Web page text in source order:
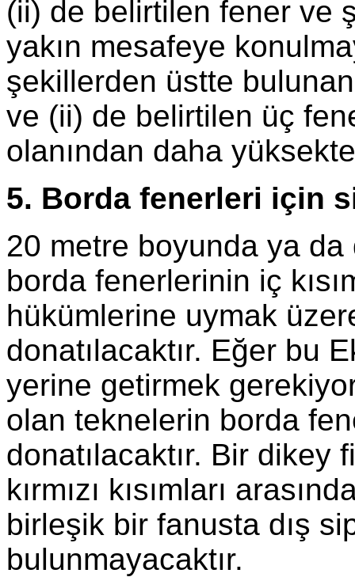
(ii) de belirtilen fener ve
yakın mesafeye
şekillerden üstte
ve (ii) de belirtilen üç
olanından daha
5. Borda fenerleri için
20 metre boyunda ya
borda fenerlerinin iç
hükümlerine uymak
donatılacaktır. Eğer bu
yerine getirmek
olan teknelerin borda
donatılacaktır. Bir
kırmızı kısımları
birleşik bir fanusta dış
bulunmayacaktır.